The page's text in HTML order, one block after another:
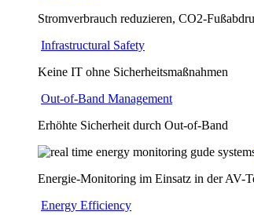
Stromverbrauch reduzieren, CO2-
Infrastructural Safety
Keine IT ohne Sicherheitsmaßnahmen
Out-of-Band Management
Erhöhte Sicherheit durch Out-of-Band
Energie-Monitoring im Einsatz in der AV-
Energy Efficiency